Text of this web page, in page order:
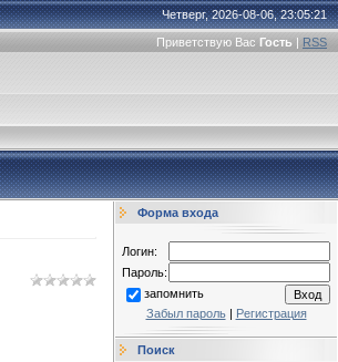
Четверг, 2026-08-06, 23:05:21
Приветствую Вас Гость | RSS
Форма входа
Логин:
Пароль:
запомнить
Забыл пароль| Регистрация
Поиск